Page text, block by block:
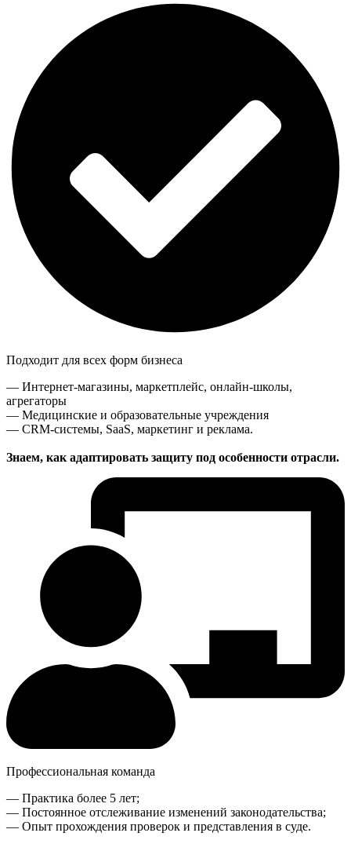
Подходит для всех форм бизнеса
— Интернет-магазины, маркетплейс, онлайн-школы,
агрегаторы
— Медицинские и образовательные учреждения
— CRM-системы, SaaS, маркетинг и реклама.
Знаем, как адаптировать защиту под особенности отрасли.
Профессиональная команда
— Практика более 5 лет;
— Постоянное отслеживание изменений законодательства;
— Опыт прохождения проверок и представления в суде.